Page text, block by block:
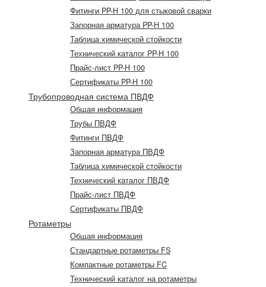
Фитинги PP-H 100 для стыковой сварки
Запорная арматура PP-H 100
Таблица химической стойкости
Технический каталог PP-H 100
Прайс-лист PP-H 100
Сертификаты PP-H 100
Трубопроводная система ПВДФ
Общая информация
Трубы ПВДФ
Фитинги ПВДФ
Запорная арматура ПВДФ
Таблица химической стойкости
Технический каталог ПВДФ
Прайс-лист ПВДФ
Сертификаты ПВДФ
Ротаметры
Общая информация
Стандартные ротаметры FS
Компактные ротаметры FC
Технический каталог на ротаметры